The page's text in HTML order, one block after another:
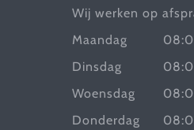
Wij werken op
Maandag
Dinsdag
Woensdag
Donderdag